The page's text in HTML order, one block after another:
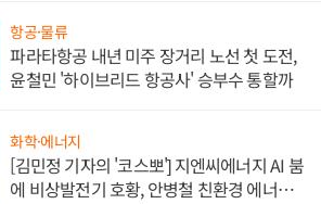
항공·물류
파라타항공 내년 미주 장거리 노선 첫 도전,
윤철민 '하이브리드 항공사' 승부수 통할까
화학·에너지
[김민정 기자의 '코스뽀'] 지엔씨에너지 AI 붐
에 비상발전기 호황, 안병철 친환경 에너지